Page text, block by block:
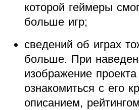
которой геймеры
больше игр;
сведений об играх
больше. При
изображение
ознакомиться с его
описанием,